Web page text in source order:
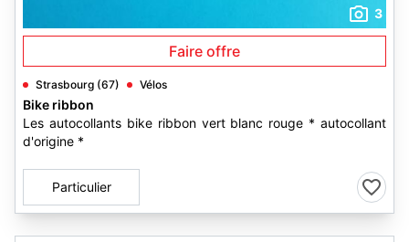
3
Faire offre
Strasbourg (67) Vélos
Bike ribbon
Les autocollants bike ribbon vert blanc rouge * autocollant
d'origine *
Particulier